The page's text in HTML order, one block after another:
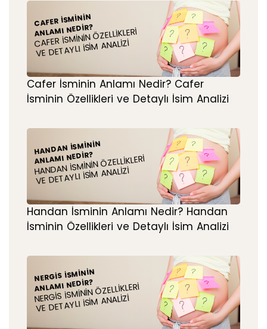
CAFER İSMININ
ANLAMI NEDIR?
CAFER İSMININ ÖZELLIKLERI
VE DETAYLI İSIM ANALIZI
Cafer İsminin Anlamı Nedir? Cafer
İsminin Özellikleri ve Detaylı İsim Analizi
HANDAN İSMININ
ANLAMI NEDIR?
HANDAN İSMININ ÖZELLIKLERI
VE DETAYLI İSIM ANALIZI
Handan İsminin Anlamı Nedir? Handan
İsminin Özellikleri ve Detaylı İsim Analizi
NERGIS İSMININ
ANLAMI NEDIR?
NERGIS İSMININ ÖZELLIKLERI
VE DETAYLI İSIM ANALIZI